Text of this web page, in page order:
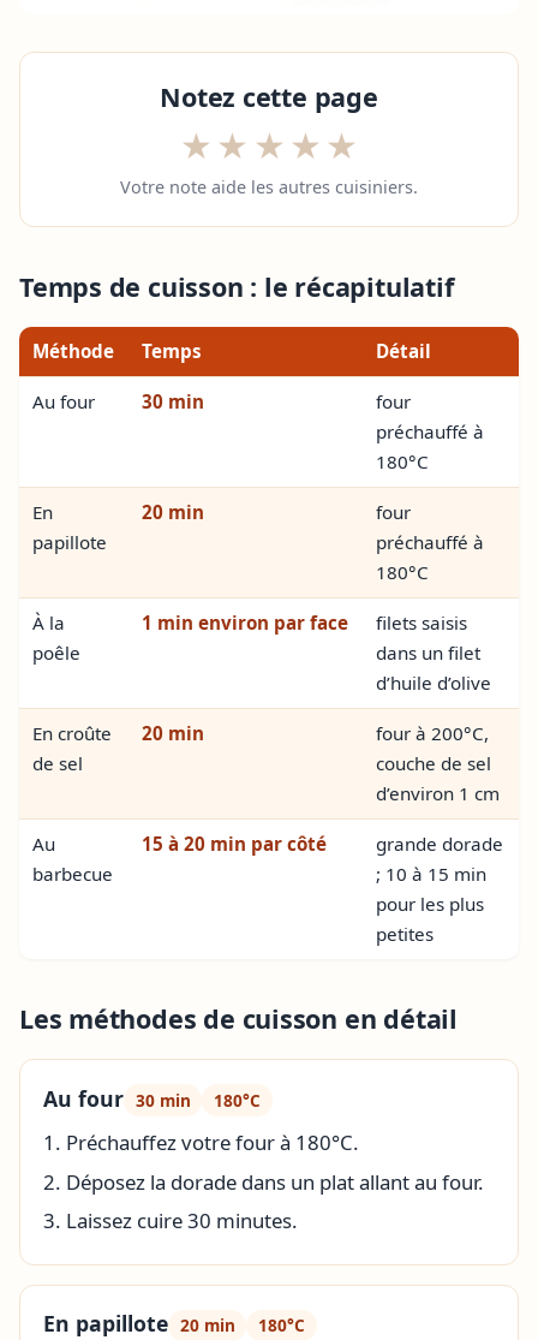
Notez cette page
★ ★ ★ ★ ★
Votre note aide les autres cuisiniers.
Temps de cuisson : le récapitulatif
Méthode Temps Détail
Au four 30 min
four
préchauffé à
180°C
En
papillote
20 min
four
préchauffé à
180°C
À la
poêle
1 min environ par face
filets saisis
dans un filet
d’huile d’olive
En croûte
de sel
20 min
four à 200°C,
couche de sel
d’environ 1 cm
Au
barbecue
15 à 20 min par côté
grande dorade
; 10 à 15 min
pour les plus
petites
Les méthodes de cuisson en détail
Au four 30 min 180°C
Préchauffez votre four à 180°C.
Déposez la dorade dans un plat allant au four.
Laissez cuire 30 minutes.
En papillote 20 min 180°C